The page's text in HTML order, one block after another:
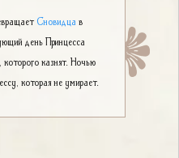
Сновидца в
день Принцесса
, которого казнят. Ночью
которая не умирает.